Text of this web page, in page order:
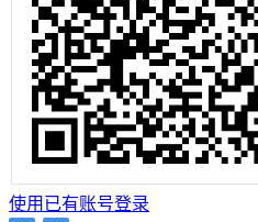
使用已有账号登录